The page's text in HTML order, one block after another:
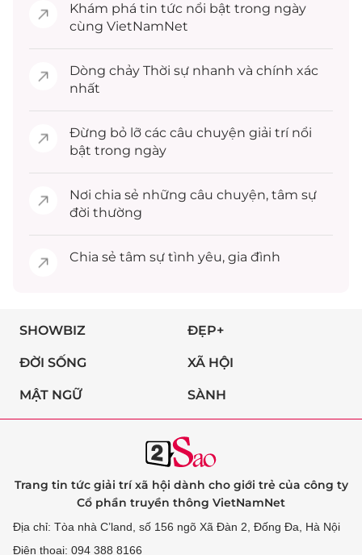
Khám phá tin tức nổi bật trong ngày
cùng VietNamNet
Dòng chảy Thời sự nhanh và chính xác
nhất
Đừng bỏ lỡ các câu chuyện giải trínổi
bật trong ngày
Nơi chia sẻ những câu chuyện, tâm sự
đời thường
Chia sẻ tâm sự tình yêu, gia đình
SHOWBIZ ĐẸP+
ĐỜI SỐNG XÃ HỘI
MẬT NGỮ SÀNH
Trang tin tức giải trí xã hội dành cho giới trẻ của công ty
Cổ phần truyền thông VietNamNet
Địa chỉ: Tòa nhà C’land, số 156 ngõ Xã Đàn 2, Đống Đa, Hà Nội
Điện thoại: 094 388 8166